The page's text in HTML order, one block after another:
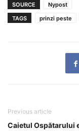
SOURCE
Nypost
TAGS
prinzi peste
Previous article
Caietul Ospătarului